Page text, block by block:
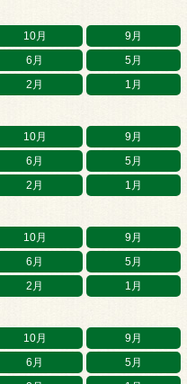
10月
9月
6月
5月
2月 1月
10月
9月
6月
5月
2月 1月
10月
9月
6月
5月
2月 1月
10月
9月
6月
5月